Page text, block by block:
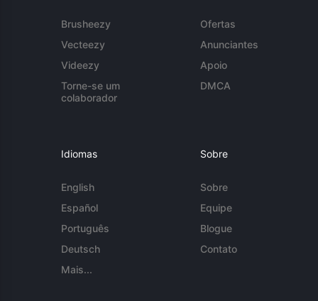
Brusheezy
Vecteezy
Videezy
Torne-se um
colaborador
Ofertas
Anunciantes
Apoio
DMCA
Idiomas
English
Español
Português
Deutsch
Mais...
Sobre
Sobre
Equipe
Blogue
Contato